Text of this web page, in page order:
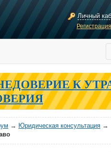
Личный
К
→ Юридическая консультация →